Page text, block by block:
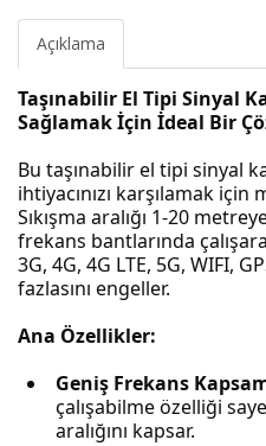
Açıklama
Taşınabilir El Tipi Sinyal
Sağlamak İçin İdeal Bir
Bu taşınabilir el tipi sinyal
ihtiyacınızı karşılamak
Sıkışma aralığı 1-20
frekans bantlarında
3G, 4G, 4G LTE, 5G, WIFI,
fazlasını engeller.
Ana Özellikler:
Geniş Frekans
çalışabilme özelliği
aralığını kapsar.